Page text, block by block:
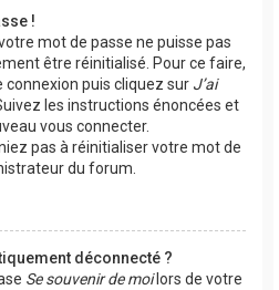
!
mot de passe ne puisse pas
être réinitialisé. Pour ce faire,
connexion puis cliquez sur J’ai
les instructions énoncées et
vous connecter.
pas à réinitialiser votre mot de
du forum.
déconnecté ?
Se souvenir de moilors de votre